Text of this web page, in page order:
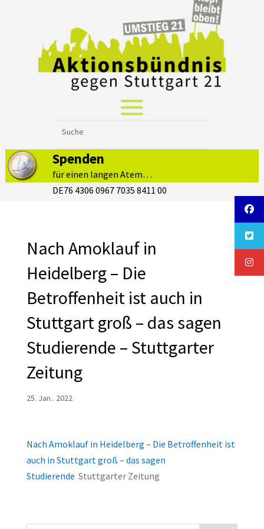
Spenden
für einen langen Atem…
DE76 4306 0967 7035 8411 00
Nach Amoklauf in
Heidelberg – Die
Betroffenheit ist auch in
Stuttgart groß – das sagen
Studierende – Stuttgarter
Zeitung
25. Jan.. 2022
Nach Amoklauf in Heidelberg – Die Betroffenheit ist
auch in Stuttgart groß – das sagen
Studierende Stuttgarter Zeitung